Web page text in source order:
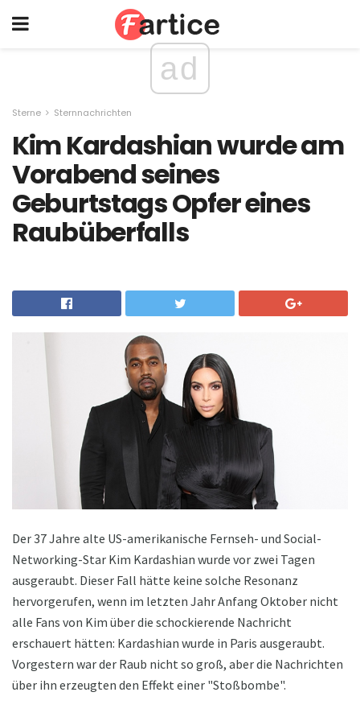
ad
Sterne Sternnachrichten
Kim Kardashian wurde am
Vorabend seines
Geburtstags Opfer eines
Raubüberfalls
Der 37 Jahre alte US-amerikanische Fernseh- und Social-
Networking-Star Kim Kardashian wurde vor zwei Tagen
ausgeraubt. Dieser Fall hätte keine solche Resonanz
hervorgerufen, wenn im letzten Jahr Anfang Oktober nicht
alle Fans von Kim über die schockierende Nachricht
erschauert hätten: Kardashian wurde in Paris ausgeraubt.
Vorgestern war der Raub nicht so groß, aber die Nachrichten
über ihn erzeugten den Effekt einer "Stoßbombe".